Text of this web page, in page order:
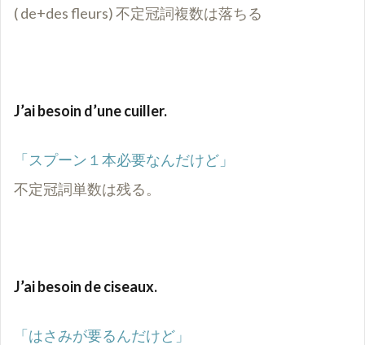
( de+des fleurs) 不定冠詞複数は落ちる
J’ai besoin d’une cuiller.
「スプーン１本必要なんだけど」
不定冠詞単数は残る。
J’ai besoin de ciseaux.
「はさみが要るんだけど」